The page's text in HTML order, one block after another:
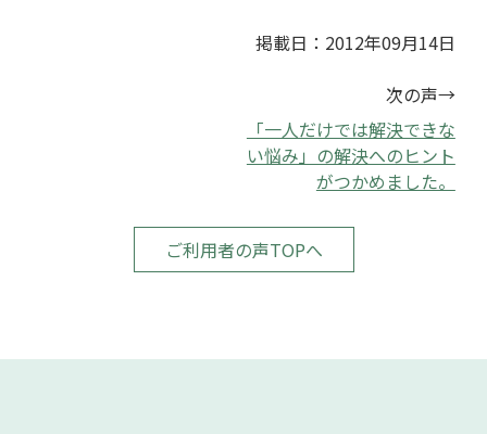
掲載日：2012年09月14日
次の声→
「一人だけでは解決できな
い悩み」の解決へのヒント
がつかめました。
ご利用者の声TOPへ